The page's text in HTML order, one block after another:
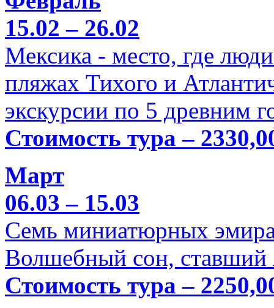
15.02 – 26.02
Мексика - место, где
пляжах Тихого и
экскурсии по 5 древним
Стоимость тура –
Март
06.03 – 15.03
Семь миниатюрных
Волшебный сон, ставший
Стоимость тура –